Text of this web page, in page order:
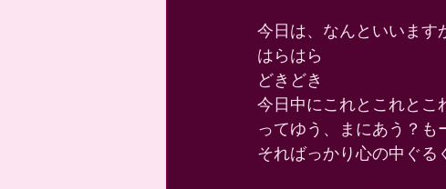
今日は、なんといいます
はらはら
どきどき
今日中にこれとこれとこ
ってゆう、まにあう？も
そればっかり心の中ぐる